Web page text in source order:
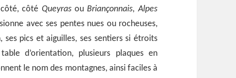
côté QueyrasouBriançonnais, Alpes
avec ses pentes nues ou rocheuses,
pics et aiguilles, ses sentiers si étroits
d’orientation, plusieurs plaques en
le nom des montagnes, ainsi faciles à